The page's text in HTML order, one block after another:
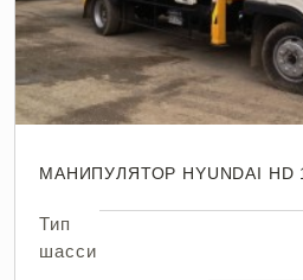
МАНИПУЛЯТОР HYUNDAI HD
Тип
шасси